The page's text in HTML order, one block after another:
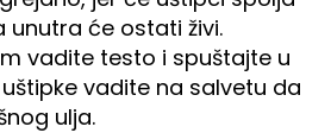
unutra će ostati živi.
vadite testo i spuštajte u
uštipke vadite na salvetu da
ulja.